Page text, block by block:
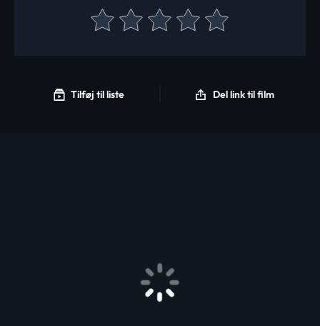
Tilføj til liste Del link til film